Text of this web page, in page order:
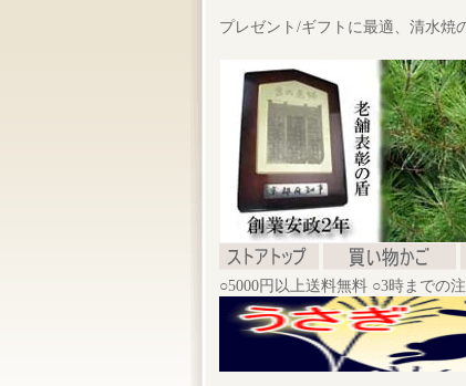
プレゼント/ギフトに最適、清水焼
○5000円以上送料無料 ○3時までの